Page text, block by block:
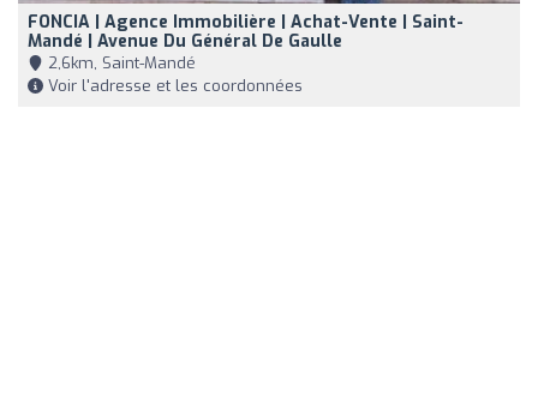
FONCIA | Agence Immobilière | Achat-Vente | Saint-
Mandé | Avenue Du Général De Gaulle
2,6km, Saint-Mandé
Voir l'adresse et les coordonnées